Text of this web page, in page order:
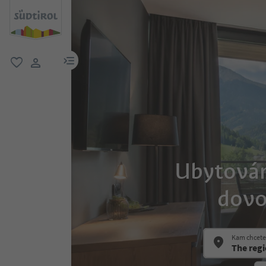
odkaz na menu
Kam